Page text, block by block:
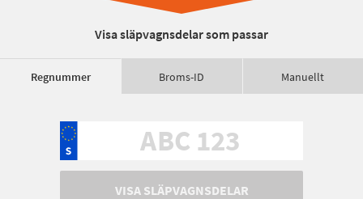
Visa släpvagnsdelar som passar
Regnummer Broms-ID Manuellt
VISA SLÄPVAGNSDELAR